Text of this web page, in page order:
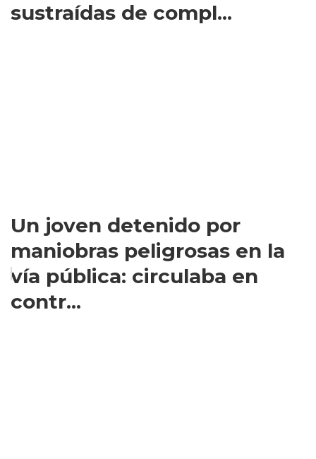
sustraídas de compl...
Un joven detenido por
maniobras peligrosas en la
vía pública: circulaba en
contr...